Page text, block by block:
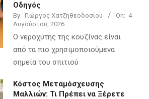
Οδηγός
By: Γιώργος Χατζηθεοδοσίου On: 4
Αυγούστου, 2026
Ο νεροχύτης της κουζίνας είναι
από τα πιο χρησιμοποιούμενα
σημεία του σπιτιού
Κόστος Μεταμόσχευσης
Μαλλιών: Τι Πρέπει να Ξέρετε